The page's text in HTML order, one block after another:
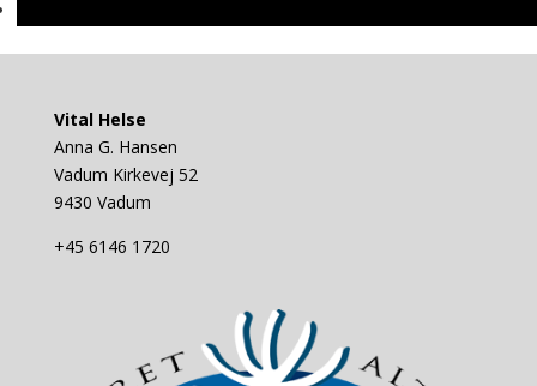
Vital Helse
Anna G. Hansen
Vadum Kirkevej 52
9430 Vadum
+45 6146 1720